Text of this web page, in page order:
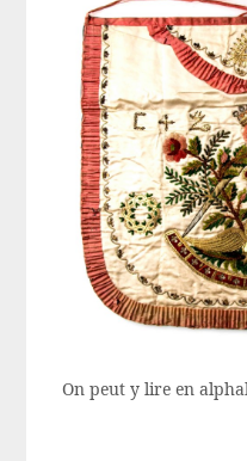
On peut y lire en